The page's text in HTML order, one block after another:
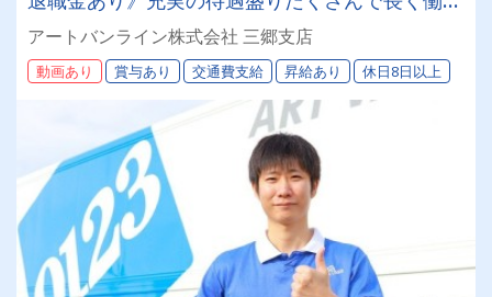
ます！《2tドライバー》★未経験ＯＫ★仕事とプ
ライベートの両立が叶う環境です♪【紹介者制度
あり！】
アートバンライン株式会社 三郷支店
動画あり 賞与あり 交通費支給 昇給あり 休日8日以上